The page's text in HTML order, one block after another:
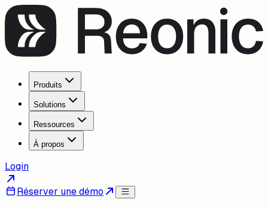
Produits
Solutions
Ressources
À propos
Login
Réserver une démo